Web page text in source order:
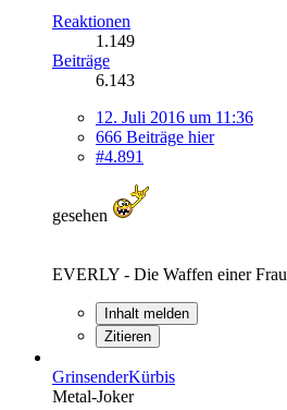
Reaktionen
1.149
Beiträge
6.143
12. Juli 2016 um 11:36
666 Beiträge hier
#4.891
gesehen
EVERLY - Die Waffen einer Frau
Inhalt melden
Zitieren
GrinsenderKürbis
Metal-Joker